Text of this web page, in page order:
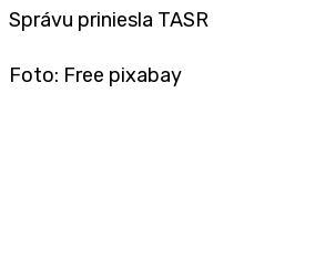
Správu priniesla TASR
Foto: Free pixabay